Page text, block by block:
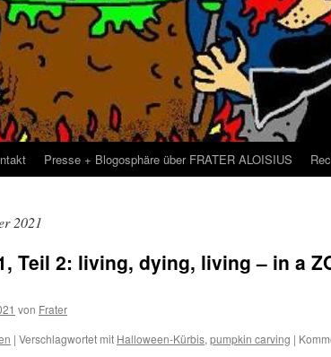
Presse + Blogosphäre über FRATER ALOISIUS
2021
Teil 2: living, dying, living – in a
von Frater
| Verschlagwortet mit Halloween-Kürbis, pumpkin carving |